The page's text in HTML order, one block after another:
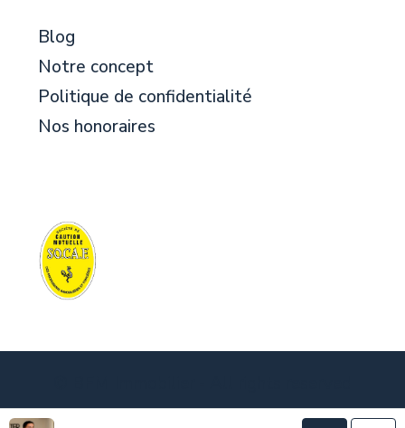
Blog
Notre concept
Politique de confidentialité
Nos honoraires